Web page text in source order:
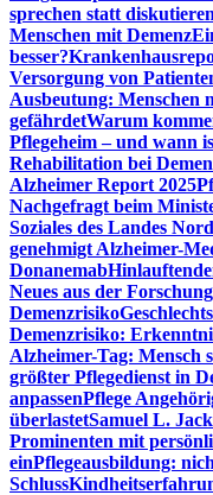
sprechen statt
Menschen mit Demenz
besser?
Versorgung von
Ausbeutung: Menschen
gefährdetWarum
Pflegeheim – und wann
Rehabilitation bei
Alzheimer Report 2025
Nachgefragt beim
Soziales des Landes
genehmigt Alzheimer-
Donanemab
Neues aus der
Demenzrisiko
Demenzrisiko:
Alzheimer-Tag: Mensch
größter Pflegedienst in
anpassenPflege
überlastetSamuel L.
Prominenten mit
einPflegeausbildung:
Schluss